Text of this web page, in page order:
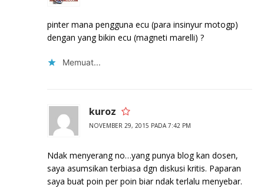
pinter mana pengguna ecu (para insinyur motogp)
dengan yang bikin ecu (magneti marelli) ?
Memuat...
kuroz
NOVEMBER 29, 2015 PADA 7:42 PM
Ndak menyerang no…yang punya blog kan dosen,
saya asumsikan terbiasa dgn diskusi kritis. Paparan
saya buat poin per poin biar ndak terlalu menyebar.